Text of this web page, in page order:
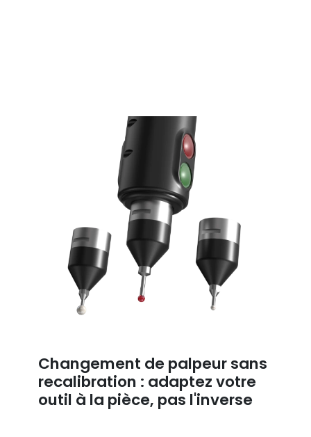
Changement de palpeur sans
recalibration : adaptez votre
outil à la pièce, pas l'inverse